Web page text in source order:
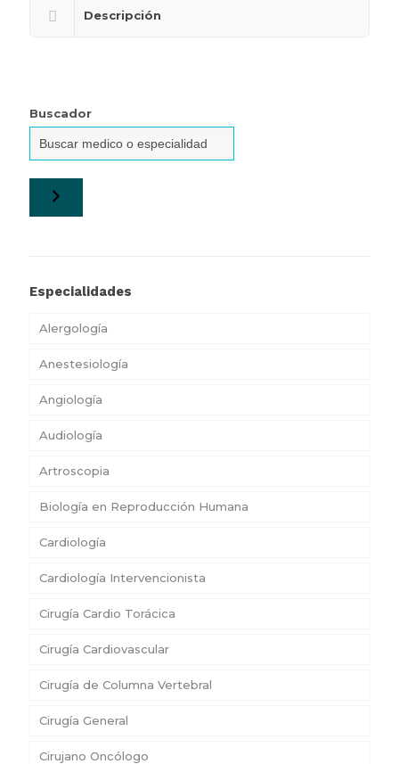
Descripción
Buscador
Especialidades
Alergología
Anestesiología
Angiología
Audiología
Artroscopia
Biología en Reproducción Humana
Cardiología
Cardiología Intervencionista
Cirugía Cardio Torácica
Cirugía Cardiovascular
Cirugía de Columna Vertebral
Cirugía General
Cirujano Oncólogo